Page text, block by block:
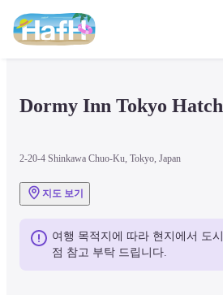
Dormy Inn Tokyo
2-20-4 Shinkawa Chuo-Ku, Tokyo, Japan
지도 보기
여행 목적지에 따라 현지에서 도
점 참고 부탁 드립니다.